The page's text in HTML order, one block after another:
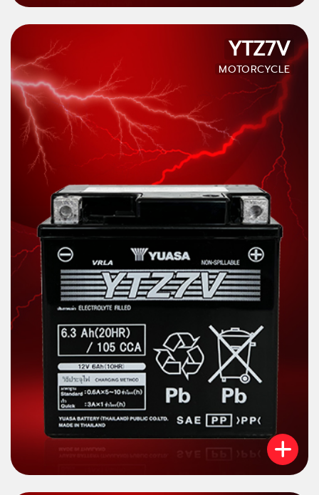
YTZ7V
MOTORCYCLE